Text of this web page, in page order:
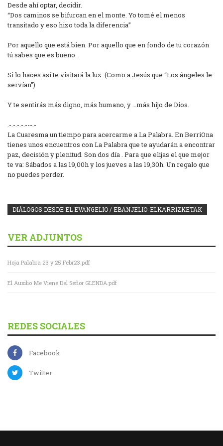
Desde ahí optar, decidir.
“Dos caminos se bifurcan en el monte. Yo tomé el menos
transitado y eso hizo toda la diferencia”
Por aquello que está bien. Por aquello que en fondo de tu corazón
tú sabes que es bueno.
Si lo haces así te visitará la luz. (Como a Jesús que “Los ángeles le
servían”)
Y te sentirás más digno, más humano, y …más hijo de Dios.
.-.-.-.-.---.-
La Cuaresma un tiempo para acercarme a La Palabra. En BerriOna
tienes unos encuentros con La Palabra que te ayudarán a encontrar
paz, decisión y plenitud. Son dos día . Para que elijas el que mejor
te va: Sábados a las 19,00h y los jueves a las 19,30h. Un regalo que
no puedes perder.
DIÁLOGOS DESDE EL EVANGELIO / EBANJELIO-ELKARRIZKETAK
VER ADJUNTOS
Hoja Palabra 23 y 25 Febr23.pdf
El Auxilio Me Viene Del Señor GLENDA.pdf
REDES SOCIALES
Facebook
Twitter